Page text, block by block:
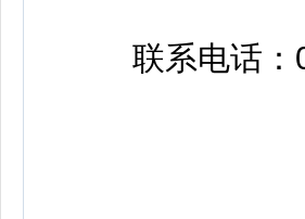
联系电话：